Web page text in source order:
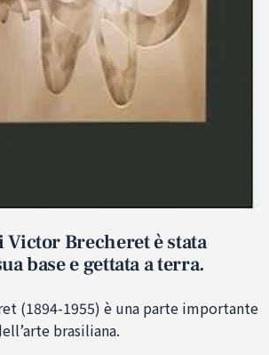
Brecheret è stata
base e gettata a terra.
(1894-1955) è una parte importante
brasiliana.